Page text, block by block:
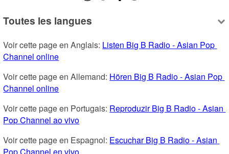
Toutes les langues
Voir cette page en Anglais: Listen Big B Radio - Asian Pop
Channel online
Voir cette page en Allemand: Hören Big B Radio - Asian Pop
Channel online
Voir cette page en Portugais: Reproduzir Big B Radio - Asian
Pop Channel ao vivo
Voir cette page en Espagnol: Escuchar Big B Radio - Asian
Pop Channel en vivo